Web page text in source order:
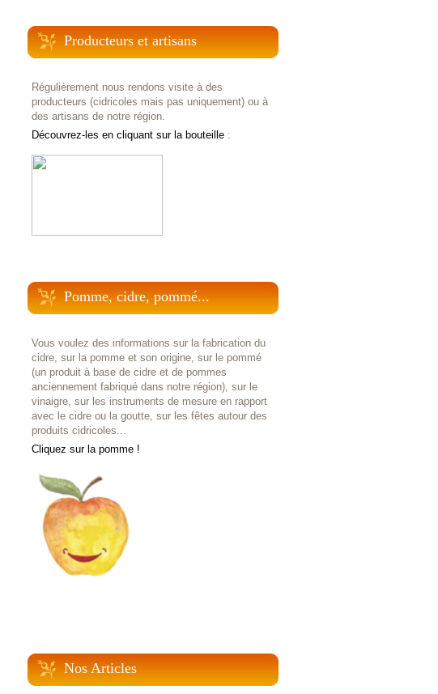
Producteurs et artisans
Régulièrement nous rendons visite à des
producteurs (cidricoles mais pas uniquement) ou à
des artisans de notre région.
Découvrez-les en cliquant sur la bouteille :
Pomme, cidre, pommé...
Vous voulez des informations sur la fabrication du
cidre, sur la pomme et son origine, sur le pommé
(un produit à base de cidre et de pommes
anciennement fabriqué dans notre région), sur le
vinaigre, sur les instruments de mesure en rapport
avec le cidre ou la goutte, sur les fêtes autour des
produits cidricoles...
Cliquez sur la pomme !
Nos Articles